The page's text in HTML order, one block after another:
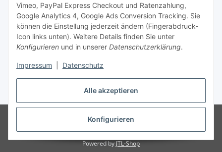
Alle akzeptieren
Konfigurieren
Vimeo, PayPal Express Checkout und Ratenzahlung,
Google Analytics 4, Google Ads Conversion Tracking. Sie
können die Einstellung jederzeit ändern (Fingerabdruck-
Icon links unten). Weitere Details finden Sie unter
Konfigurieren und in unserer Datenschutzerklärung.
Impressum Datenschutz
Supportzeiten:
Montag–Freitag, 08:00–17:00 Uhr
Informationen
Rechtliches
* Alle Preise zzgl. gesetzlicher USt., zzgl.Versand
© 2024-2026 - Foodis GmbH
Verkauf nur an gewerbliche Abnehmer
i.s.d §14 BGB, kirchliche-, soziale Einrichtungen, Vereine und Behörden.
Alle Preise zzgl. gesetzlicher Ust.
Powered byJTL-Shop